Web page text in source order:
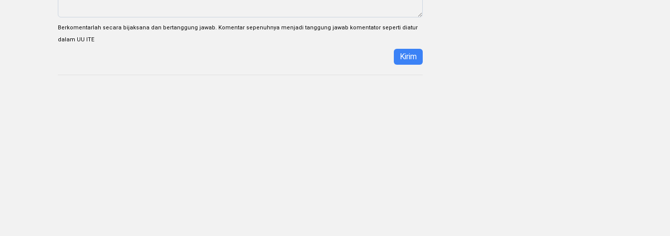
Berkomentarlah secara bijaksana dan bertanggung jawab. Komentar sepenuhnya menjadi tanggung jawab komentator seperti diatur
dalam UU ITE
Kirim